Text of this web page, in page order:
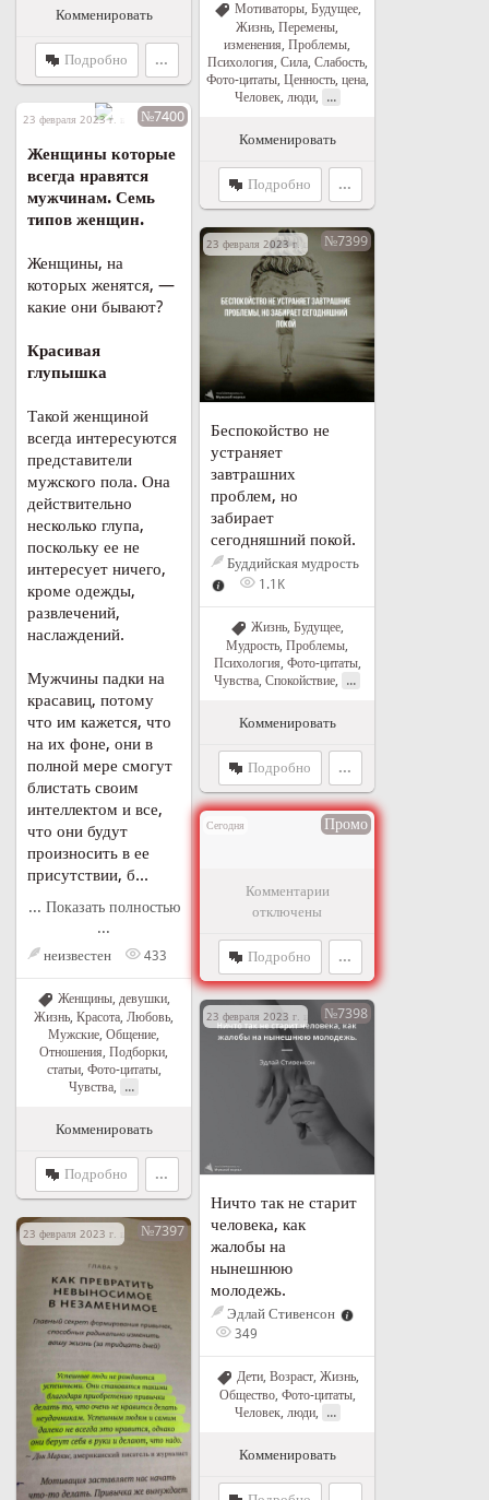
Комменировать
Подробно ...
Мотиваторы, Будущее,
Жизнь, Перемены,
изменения, Проблемы,
Психология, Сила, Слабость,
Фото-цитаты, Ценность, цена,
Человек, люди, ...
Комменировать
Подробно ...
23 февраля 2023 г. в 20:24№7400
Женщины которые
всегда нравятся
мужчинам. Семь
типов женщин.
Женщины, на
которых женятся, —
какие они бывают?
Красивая
глупышка
Такой женщиной
всегда интересуются
представители
мужского пола. Она
действительно
несколько глупа,
поскольку ее не
интересует ничего,
кроме одежды,
развлечений,
наслаждений.
Мужчины падки на
красавиц, потому
что им кажется, что
на их фоне, они в
полной мере смогут
блистать своим
интеллектом и все,
что они будут
произносить в ее
присутствии, б...
... Показать полностью
...
неизвестен 433
Женщины, девушки,
Жизнь Красота Любовь
Мужские Общение
Отношения Подборки,
статьи, Фото-цитаты,
Чувства
...
Комменировать
Подробно ...
23 февраля 2023 г. в 19:33№7399
Беспокойство не
устраняет
завтрашних
проблем, но
забирает
сегодняшний покой.
Буддийская мудрость
1.1K
Жизнь, Будущее,
Мудрость Проблемы
Психология Фото-цитаты,
Чувства Спокойствие ...
Комменировать
Подробно ...
Сегодня Промо
Комментарии
отключены
Подробно ...
23 февраля 2023 г. в 18:32№7398
Ничто так не старит
человека, как
жалобы на
нынешнюю
молодежь.
Эдлай Стивенсон
349
Дети, Возраст, Жизнь,
Общество, Фото-цитаты,
Человек, люди, ...
Комменировать
23 февраля 2023 г. в 18:21№7397